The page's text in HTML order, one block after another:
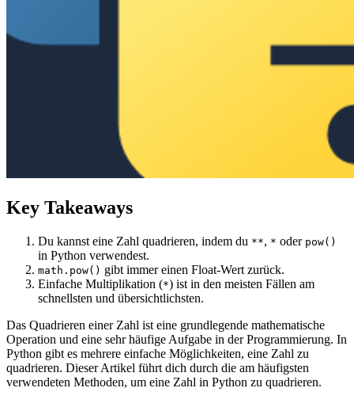
Key Takeaways
Du kannst eine Zahl quadrieren, indem du **, * oder pow()
in Python verwendest.
math.pow() gibt immer einen Float-Wert zurück.
Einfache Multiplikation (*) ist in den meisten Fällen am
schnellsten und übersichtlichsten.
Das Quadrieren einer Zahl ist eine grundlegende mathematische
Operation und eine sehr häufige Aufgabe in der Programmierung. In
Python gibt es mehrere einfache Möglichkeiten, eine Zahl zu
quadrieren. Dieser Artikel führt dich durch die am häufigsten
verwendeten Methoden, um eine Zahl in Python zu quadrieren.